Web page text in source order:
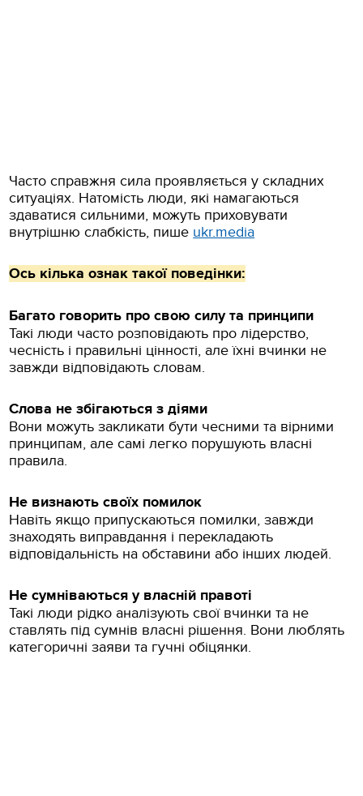
Часто справжня сила проявляється у складних
ситуаціях. Натомість люди, які намагаються
здаватися сильними, можуть приховувати
внутрішню слабкість, пише ukr.media
Ось кілька ознак такої поведінки:
Багато говорить про свою силу та принципи
Такі люди часто розповідають про лідерство,
чесність і правильні цінності, але їхні вчинки не
завжди відповідають словам.
Слова не збігаються з діями
Вони можуть закликати бути чесними та вірними
принципам, але самі легко порушують власні
правила.
Не визнають своїх помилок
Навіть якщо припускаються помилки, завжди
знаходять виправдання і перекладають
відповідальність на обставини або інших людей.
Не сумніваються у власній правоті
Такі люди рідко аналізують свої вчинки та не
ставлять під сумнів власні рішення. Вони люблять
категоричні заяви та гучні обіцянки.